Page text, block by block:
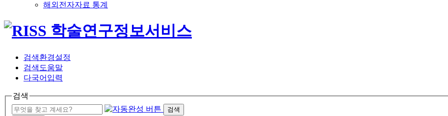
해외전자자료 통계
검색환경설정
검색도움말
다국어입력
검색
검색